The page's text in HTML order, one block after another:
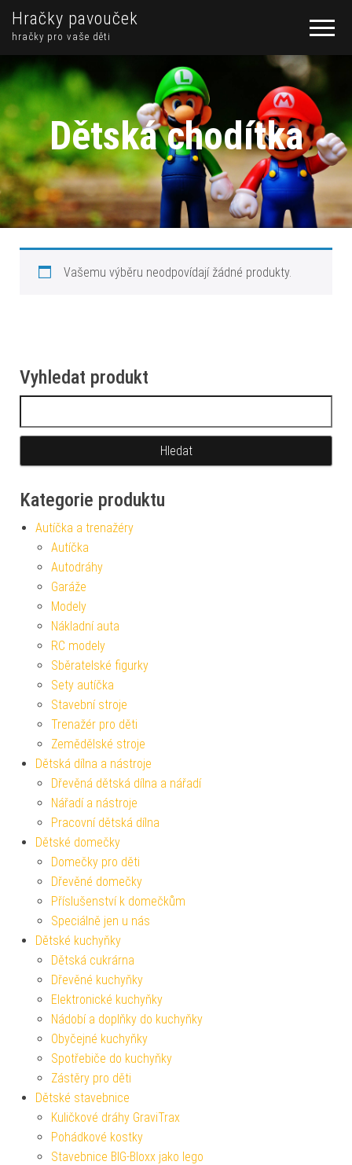
Hračky pavouček
hračky pro vaše děti
Dětská chodítka
Vašemu výběru neodpovídají žádné produkty.
Vyhledat produkt
Kategorie produktu
Autíčka a trenažéry
Autíčka
Autodráhy
Garáže
Modely
Nákladní auta
RC modely
Sběratelské figurky
Sety autíčka
Stavební stroje
Trenažér pro děti
Zemědělské stroje
Dětská dílna a nástroje
Dřevěná dětská dílna a nářadí
Nářadí a nástroje
Pracovní dětská dílna
Dětské domečky
Domečky pro děti
Dřevěné domečky
Příslušenství k domečkům
Speciálně jen u nás
Dětské kuchyňky
Dětská cukrárna
Dřevěné kuchyňky
Elektronické kuchyňky
Nádobí a doplňky do kuchyňky
Obyčejné kuchyňky
Spotřebiče do kuchyňky
Zástěry pro děti
Dětské stavebnice
Kuličkové dráhy GraviTrax
Pohádkové kostky
Stavebnice BIG-Bloxx jako lego